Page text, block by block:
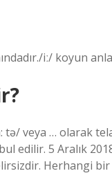
iː/ koyun
tə/ veya … olarak
edilir. 5 Aralık
Herhangi